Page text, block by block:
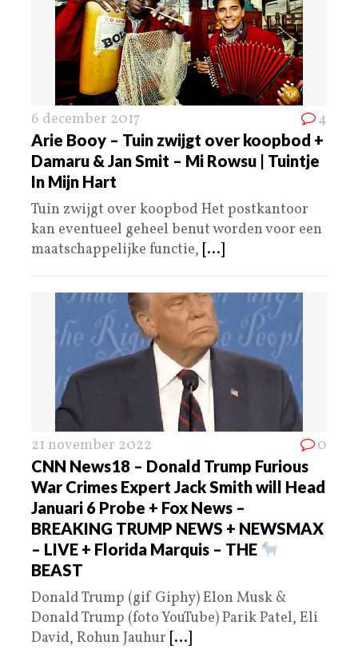
6 december 2017 4
Arie Booy – Tuin zwijgt over koopbod +
Damaru & Jan Smit – Mi Rowsu | Tuintje
In Mijn Hart
Tuin zwijgt over koopbod Het postkantoor
kan eventueel geheel benut worden voor een
maatschappelijke functie, [...]
21 november 2022 0
CNN News18 – Donald Trump Furious
War Crimes Expert Jack Smith will Head
Januari 6 Probe + Fox News –
BREAKING TRUMP NEWS + NEWSMAX
– LIVE + Florida Marquis – THE
BEAST
Donald Trump (gif Giphy) Elon Musk &
Donald Trump (foto YouTube) Parik Patel, Eli
David, Rohun Jauhur [...]